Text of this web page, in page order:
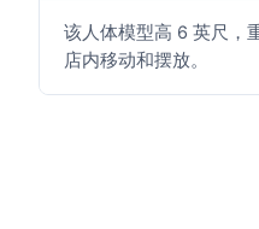
该人体模型高 6 英尺，
店内移动和摆放。